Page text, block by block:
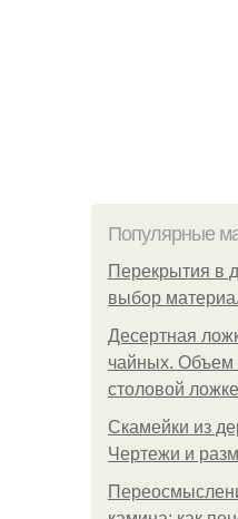
Популярные
Перекрытия в
выбор
Десертная
чайных. Объем
столовой ложке
Скамейки из
Чертежи и